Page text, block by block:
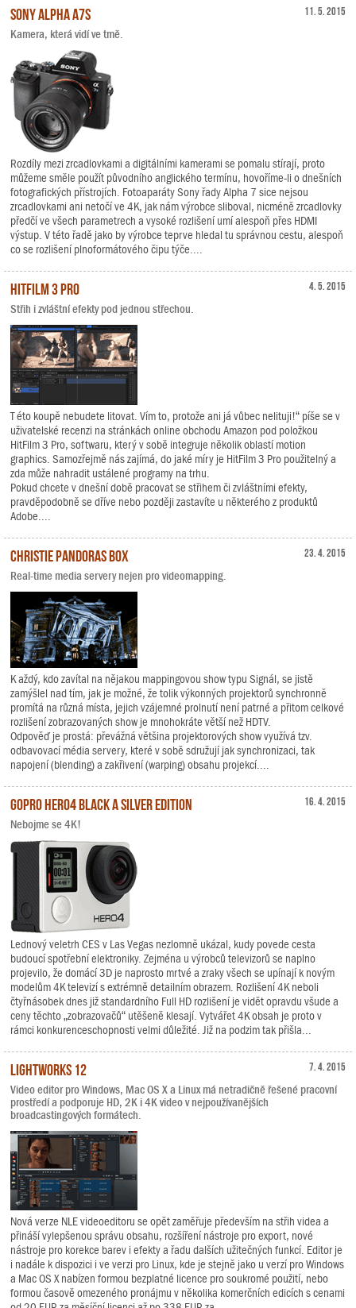
11. 5. 2015
Sony Alpha A7S
Kamera, která vidí ve tmě.
Rozdíly mezi zrcadlovkami a digitálními kamerami se pomalu stírají, proto
můžeme směle použít původního anglického termínu, hovoříme-li o dnešních
fotografických přístrojích. Fotoaparáty Sony řady Alpha 7 sice nejsou
zrcadlovkami ani netočí ve 4K, jak nám výrobce sliboval, nicméně zrcadlovky
předčí ve všech parametrech a vysoké rozlišení umí alespoň přes HDMI
výstup. V této řadě jako by výrobce teprve hledal tu správnou cestu, alespoň
co se rozlišení plnoformátového čipu týče....
4. 5. 2015
HitFilm 3 Pro
Střih i zvláštní efekty pod jednou střechou.
T éto koupě nebudete litovat. Vím to, protože ani já vůbec nelituji!“ píše se v
uživatelské recenzi na stránkách online obchodu Amazon pod položkou
HitFilm 3 Pro, softwaru, který v sobě integruje několik oblastí motion
graphics. Samozřejmě nás zajímá, do jaké míry je HitFilm 3 Pro použitelný a
zda může nahradit ustálené programy na trhu.
Pokud chcete v dnešní době pracovat se střihem či zvláštními efekty,
pravděpodobně se dříve nebo později zastavíte u některého z produktů
Adobe....
23. 4. 2015
Christie Pandoras Box
Real-time media servery nejen pro videomapping.
K aždý, kdo zavítal na nějakou mappingovou show typu Signál, se jistě
zamýšlel nad tím, jak je možné, že tolik výkonných projektorů synchronně
promítá na různá místa, jejich vzájemné prolnutí není patrné a přitom celkové
rozlišení zobrazovaných show je mnohokráte větší než HDTV.
Odpověď je prostá: převážná většina projektorových show využívá tzv.
odbavovací média servery, které v sobě sdružují jak synchronizaci, tak
napojení (blending) a zakřivení (warping) obsahu projekcí....
16. 4. 2015
GoPro HERO4 Black a Silver Edition
Nebojme se 4K!
Lednový veletrh CES v Las Vegas nezlomně ukázal, kudy povede cesta
budoucí spotřební elektroniky. Zejména u výrobců televizorů se naplno
projevilo, že domácí 3D je naprosto mrtvé a zraky všech se upínají k novým
modelům 4K televizí s extrémně detailním obrazem. Rozlišení 4K neboli
čtyřnásobek dnes již standardního Full HD rozlišení je vidět opravdu všude a
ceny těchto „zobrazovačů“ utěšeně klesají. Vytvářet 4K obsah je proto v
rámci konkurenceschopnosti velmi důležité. Již na podzim tak přišla...
7. 4. 2015
Lightworks 12
Video editor pro Windows, Mac OS X a Linux má netradičně řešené pracovní
prostředí a podporuje HD, 2K i 4K video v nejpoužívanějších
broadcastingových formátech.
Nová verze NLE videoeditoru se opět zaměřuje především na střih videa a
přináší vylepšenou správu obsahu, rozšíření nástroje pro export, nové
nástroje pro korekce barev i efekty a řadu dalších užitečných funkcí. Editor je
i nadále k dispozici i ve verzi pro Linux, kde je stejně jako u verzí pro Windows
a Mac OS X nabízen formou bezplatné licence pro soukromé použití, nebo
formou časově omezeného pronájmu v několika komerčních edicích s cenami